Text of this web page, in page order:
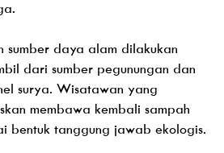
sumber daya alam dilakukan
dari sumber pegunungan dan
surya. Wisatawan yang
membawa kembali sampah
bentuk tanggung jawab ekologis.